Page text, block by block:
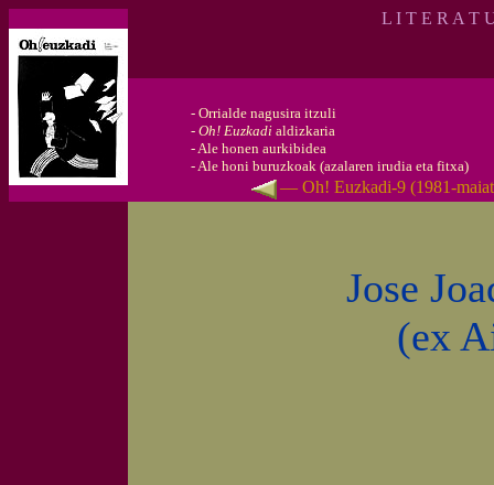
L I T E R A T
- Orrialde nagusira itzuli
- Oh! Euzkadi aldizkaria
-Ale honen aurkibidea
-Ale honi buruzkoak (azalaren irudia eta fitxa)
— Oh! Euzkadi-9 (1981-
Jose
(ex